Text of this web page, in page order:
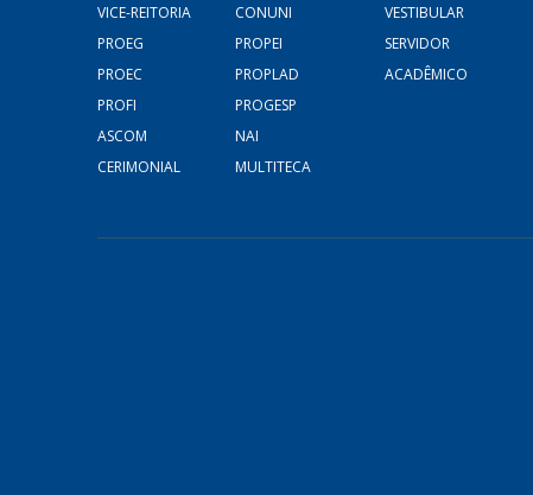
VICE-REITORIA
CONUNI
PROEG
PROPEI
PROEC
PROPLAD
PROFI
PROGESP
ASCOM
NAI
CERIMONIAL
MULTITECA
VESTIBULAR
SERVIDOR
ACADÊMICO